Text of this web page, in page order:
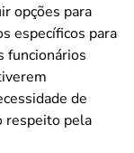
opções para
específicos para
funcionários
de
respeito pela